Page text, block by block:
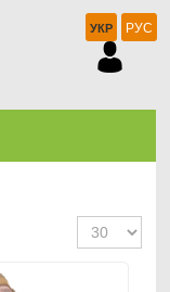
УКР РУС